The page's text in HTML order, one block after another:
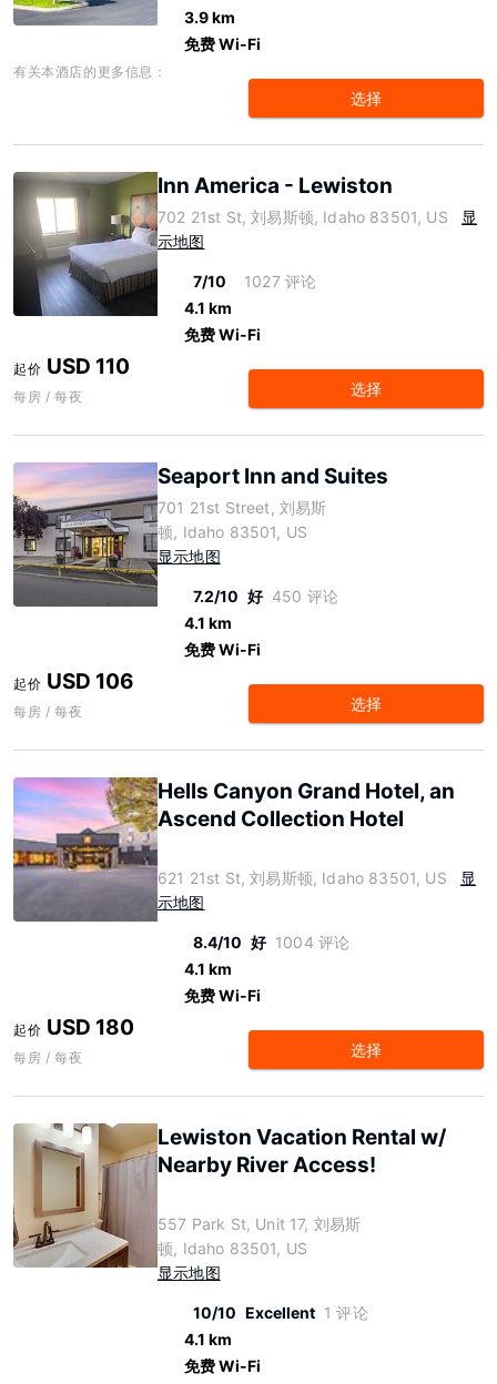
3.9 km
免费 Wi-Fi
有关本酒店的更多信息：
选择
Inn America - Lewiston
702 21st St, 刘易斯顿, Idaho 83501, US
显
示地图
7/10
1027 评论
4.1 km
免费 Wi-Fi
起价 USD 110
每房 / 每夜 选择
Seaport Inn and Suites
701 21st Street, 刘易斯
顿, Idaho 83501, US
显示地图
7.2/10 好 450 评论
4.1 km
免费 Wi-Fi
起价 USD 106
每房 / 每夜 选择
Hells Canyon Grand Hotel, an
Ascend Collection Hotel
621 21st St, 刘易斯顿, Idaho 83501, US
显
示地图
8.4/10 好 1004 评论
4.1 km
免费 Wi-Fi
起价 USD 180
每房 / 每夜 选择
Lewiston Vacation Rental w/
Nearby River Access!
557 Park St, Unit 17, 刘易斯
顿, Idaho 83501, US
显示地图
10/10 Excellent 1 评论
4.1 km
免费 Wi-Fi